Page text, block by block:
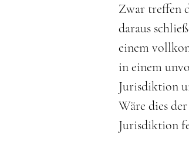
Zwar treffen
daraus
einem
in einem
Jurisdiktion
Wäre dies
Jurisdiktion